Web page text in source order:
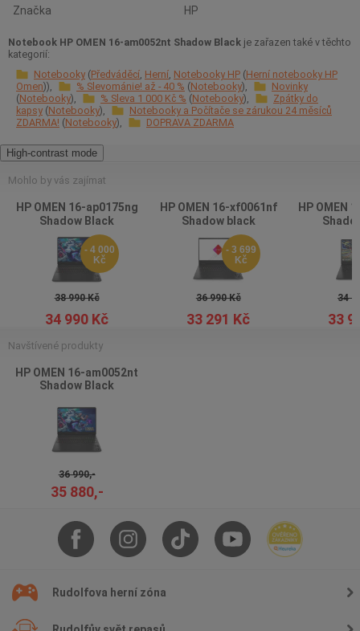
Značka
HP
Notebook HP OMEN 16-am0052nt Shadow Black je zařazen také v těchto
kategorií:
Notebooky Předváděcí Herní Notebooky HP Herní notebooky HP
Omen
% Slevománie! až - 40 % Notebooky
Novinky
Notebooky
% Sleva 1 000 Kč % Notebooky
Zpátky do
kapsy Notebooky
Notebooky a Počítače se zárukou 24 měsíců
ZDARMA! Notebooky DOPRAVA ZDARMA
High-contrast mode
Mohlo by vás zajímat
HP OMEN 16-ap0175ng
Shadow Black
- 4 000
Kč
38 990 Kč
34 990 Kč
HP OMEN 16-xf0061nf
Shadow black
- 3 699
Kč
36 990 Kč
33 291 Kč
HP OMEN
34
33
Navštívené produkty
HP OMEN 16-am0052nt
Shadow Black
36 990,-
35 880,-
Rudolfova herní zóna